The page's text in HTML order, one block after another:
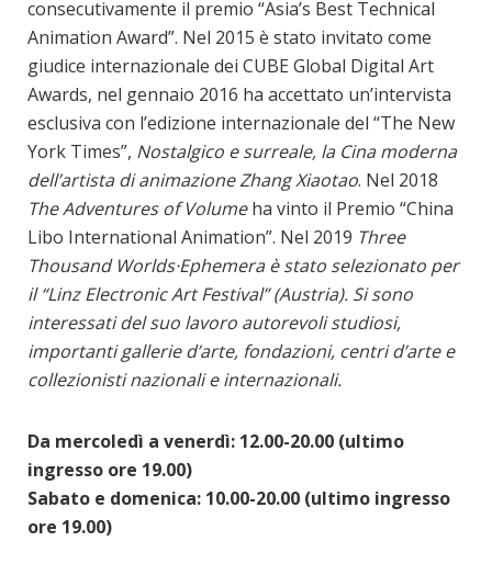
consecutivamente il premio “Asia’s Best Technical
Animation Award”. Nel 2015 è stato invitato come
giudice internazionale dei CUBE Global Digital Art
Awards, nel gennaio 2016 ha accettato un’intervista
esclusiva con l’edizione internazionale del “The New
York Times”, Nostalgico e surreale, la Cina moderna
dell’artista di animazione Zhang Xiaotao. Nel 2018
The Adventures of Volumeha vinto il Premio “China
Libo International Animation”. Nel 2019 Three
Thousand Worlds·Ephemera è stato selezionato per
il “Linz Electronic Art Festival” (Austria). Si sono
interessati del suo lavoro autorevoli studiosi,
importanti gallerie d’arte, fondazioni, centri d’arte e
collezionisti nazionali e internazionali.
Da mercoledì a venerdì: 12.00-20.00 (ultimo
ingresso ore 19.00)
Sabato e domenica: 10.00-20.00 (ultimo ingresso
ore 19.00)